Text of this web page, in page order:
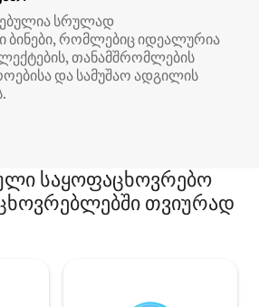
სრულად
რომლებიც იდეალურია
თანამშრომლების
და სამუშაო ადგილის
საყოფაცხოვრებო
თვიურად